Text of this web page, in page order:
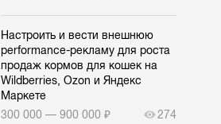
Настроить и вести внешнюю
performance-рекламу для роста
продаж кормов для кошек на
Wildberries, Ozon и Яндекс
Маркете
300 000 — 900 000 ₽
274